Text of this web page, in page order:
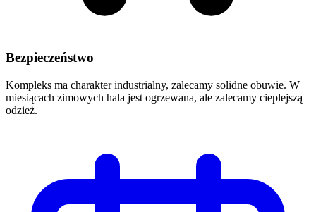
Bezpieczeństwo
Kompleks ma charakter industrialny, zalecamy solidne obuwie. W
miesiącach zimowych hala jest ogrzewana, ale zalecamy cieplejszą
odzież.